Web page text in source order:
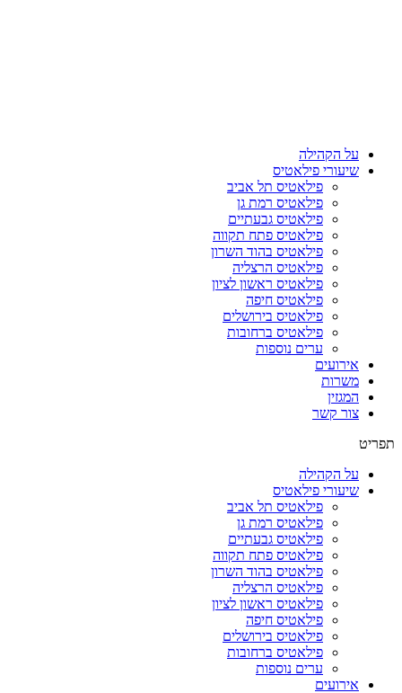
על הקהילה
שיעורי פילאטיס
פילאטיס תל אביב
פילאטיס רמת גן
פילאטיס גבעתיים
פילאטיס פתח תקווה
פילאטיס בהוד השרון
פילאטיס הרצליה
פילאטיס ראשון לציון
פילאטיס חיפה
פילאטיס בירושלים
פילאטיס ברחובות
ערים נוספות
אירועים
משרות
המגזין
צור קשר
תפריט
על הקהילה
שיעורי פילאטיס
פילאטיס תל אביב
פילאטיס רמת גן
פילאטיס גבעתיים
פילאטיס פתח תקווה
פילאטיס בהוד השרון
פילאטיס הרצליה
פילאטיס ראשון לציון
פילאטיס חיפה
פילאטיס בירושלים
פילאטיס ברחובות
ערים נוספות
אירועים